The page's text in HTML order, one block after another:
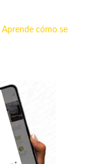
Aprende cómo se